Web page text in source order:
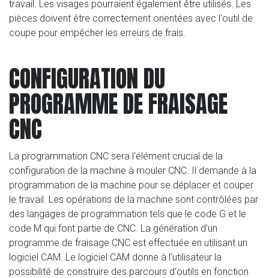
travail. Les visages pourraient également être utilisés. Les
pièces doivent être correctement orientées avec l'outil de
coupe pour empêcher les erreurs de frais.
CONFIGURATION DU
PROGRAMME DE FRAISAGE
CNC
La programmation CNC sera l'élément crucial de la
configuration de la machine à mouler CNC. Il demande à la
programmation de la machine pour se déplacer et couper
le travail. Les opérations de la machine sont contrôlées par
des langages de programmation tels que le code G et le
code M qui font partie de CNC. La génération d'un
programme de fraisage CNC est effectuée en utilisant un
logiciel CAM. Le logiciel CAM donne à l'utilisateur la
possibilité de construire des parcours d'outils en fonction